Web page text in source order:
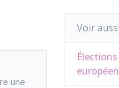
une
Voir aussi